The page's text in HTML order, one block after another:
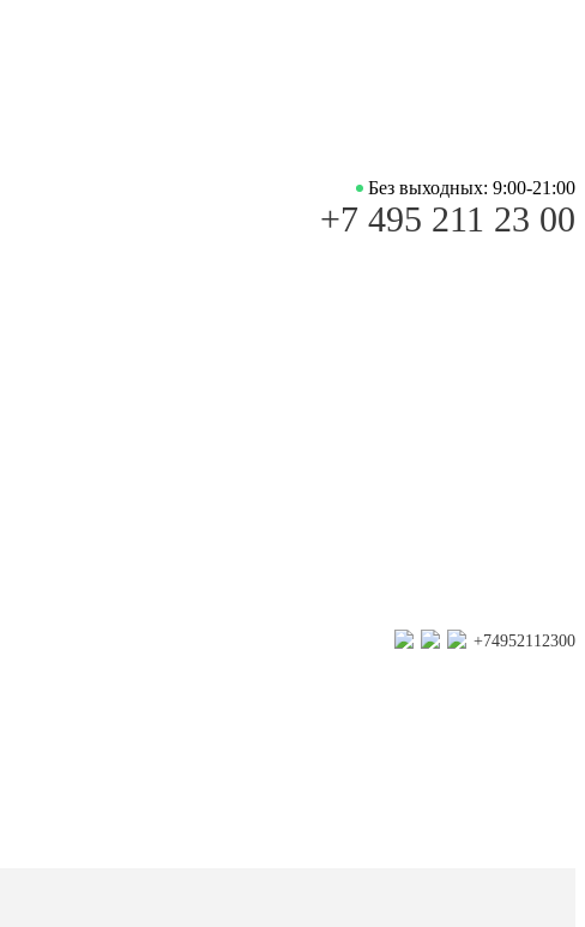
Без выходных: 9:00-21:00
+7 495 211 23 00
+74952112300